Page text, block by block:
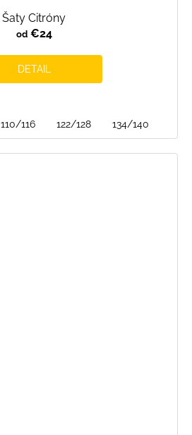
Šaty Citróny
od€24
DETAIL
110/116 122/128 134/140